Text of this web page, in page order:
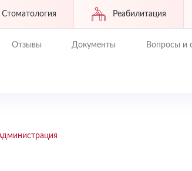
Стоматология Реабилитация
Отзывы Документы Вопросы и